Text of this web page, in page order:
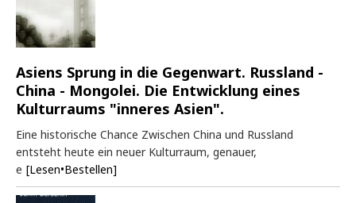
Asiens Sprung in die Gegenwart. Russland -
China - Mongolei. Die Entwicklung eines
Kulturraums "inneres Asien".
Eine historische Chance Zwischen China und Russland
entsteht heute ein neuer Kulturraum, genauer,
e [Lesen•Bestellen]